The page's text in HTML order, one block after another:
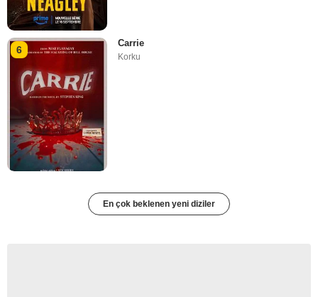
6
Carrie
Korku
En çok beklenen yeni diziler